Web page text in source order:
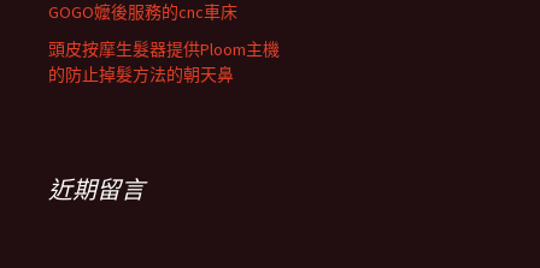
GOGO嬤後服務的cnc車床
頭皮按摩生髮器提供Ploom主機
的防止掉髮方法的朝天鼻
近期留言